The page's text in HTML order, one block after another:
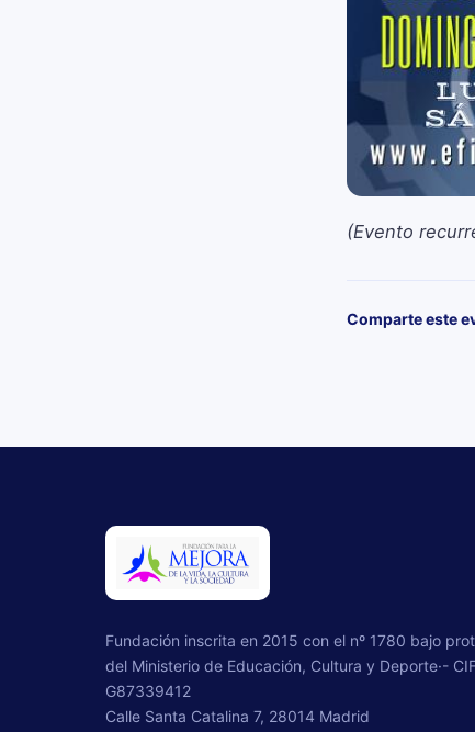
(Evento
Comparte este
Fundación inscrita en 2015 con el nº 1780 bajo
del Ministerio de Educación, Cultura y Deporte·-
G87339412
Calle Santa Catalina 7, 28014 Madrid